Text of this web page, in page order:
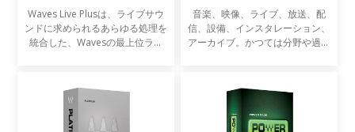
Waves Live Plusは、ライブサウ
ンドに求められるあらゆる処理を
統合した、Wavesの最上位ライ
ボーカルプロセッシング、トラブ
ル対策までライブ現場で必要
音楽、映像、ライブ、放送、配
信、設備、インスタレーション、
アーカイブ。かつては分野や過程
雑にクロスオーバーするようにな
っています。音楽制作だ